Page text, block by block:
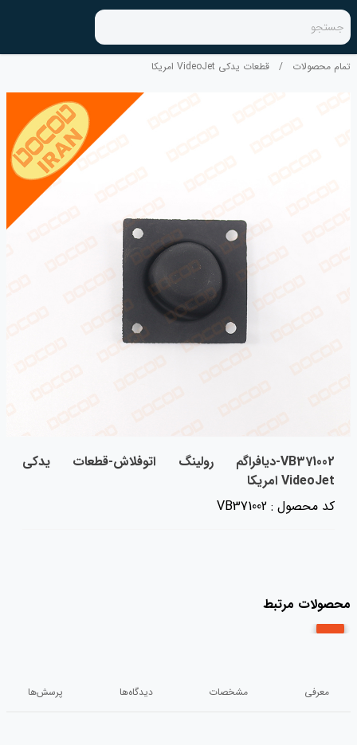
جستجو
تمام محصولات / قطعات یدکی VideoJet امریکا
VB371002-دیافراگم رولینگ اتوفلاش-قطعات یدکی
VideoJet امریکا
کد محصول : VB371002
محصولات مرتبط
معرفی مشخصات دیدگاه‌ها پرسش‌ها